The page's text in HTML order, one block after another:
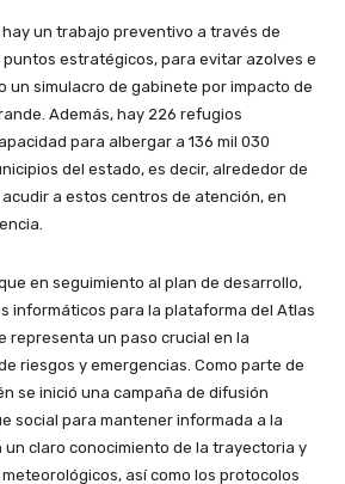
un trabajo preventivo a través de
estratégicos, para evitar azolves e
un simulacro de gabinete por impacto de
Además, hay 226 refugios
para albergar a 136 mil 030
del estado, es decir, alrededor de
a estos centros de atención, en
en seguimiento al plan de desarrollo,
informáticos para la plataforma del Atlas
representa un paso crucial en la
riesgos y emergencias. Como parte de
se inició una campaña de difusión
social para mantener informada a la
claro conocimiento de la trayectoria y
así como los protocolos